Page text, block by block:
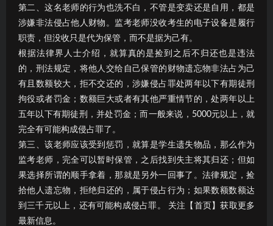
第二、这名老师的行为也洗不白，不管是变卖还是自用，都是
涉嫌非法侵占他人财物。监考老师没收考生的电子设备是履行
职责，但没收只是代为保管，而不是据为己有。
根据法律界人士介绍，就算真的是捡到之后不归还也是违法
的，刑法规定，将他人交给自己保管的财物遗忘物非法占为己
有且数额较大，拒不交还的，涉嫌侵占罪处两年以下有期徒刑
拘役或者罚金；数额巨大或者有其他严重情节的，处两年以上
五年以下有期徒刑，并处罚金；而一般来说，5000元以上，就
完全有可能构成侵占罪了。
第三、该老师应该受到惩罚，就算是学生遗失物品，那么作为
监考老师，完全可以暂时保管，之后找到失主将其归还；但如
果选择所谓的顺手拿着，那就是另外一回事了。法律规定，捡
拾他人遗忘物，拒绝归还的，属于侵占行为；如果数额数额达
到三千元以上，还有可能构成侵占罪。 关注【首页】获取更多
最新信息。